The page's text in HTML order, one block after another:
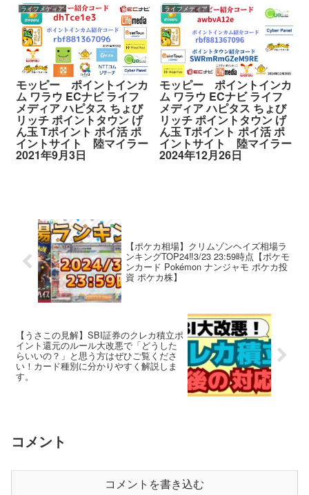
ライフメディア
モッピー ポイントインカ
ム ワラウ ECナビ ライフ
メディア ハピタス ちょび
リッチ ポイントタウン げ
ん玉 Tポイント ポイ活 ポ
イントサイト 陸マイラー
2021年9月3日
ライフメディア
モッピー ポイントインカ
ム ワラウ ECナビ ライフ
メディア ハピタス ちょび
リッチ ポイントタウン げ
ん玉 Tポイント ポイ活 ポ
イントサイト 陸マイラー
2024年12月26日
【ポケカ相場】クリムゾンヘイズ相場ラ
ンキングTOP24‼️3/23 23:59時点【ポケモ
ンカード Pokémon ナンジャモ ポケカ投
資 ポケカ株】
【うさこの見解】SBI証券のクレカ積立ポ
イント還元のルール大改悪で「どうした
らいいの？」と思う方はぜひご覧くださ
い！カード種別に分かりやすく解説しま
す。
コメント
コメントを書き込む